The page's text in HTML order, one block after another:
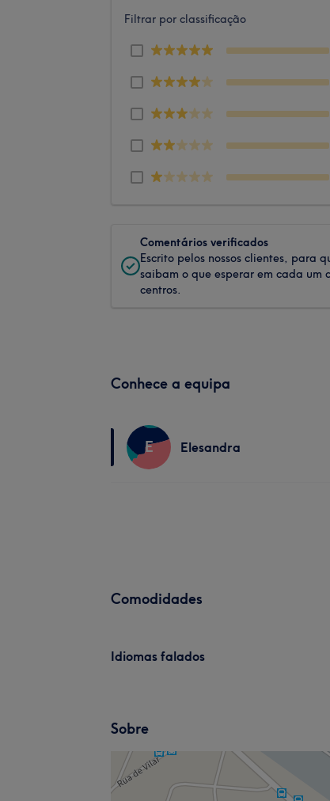
Filtrar por classificação
Comentários verificados
Escrito pelos nossos clientes, para
saibam o que esperar em cada um
centros.
Conhece a equipa
E Elesandra
Comodidades
Idiomas falados
Sobre